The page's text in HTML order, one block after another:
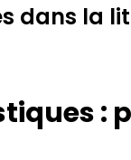
dans la
: